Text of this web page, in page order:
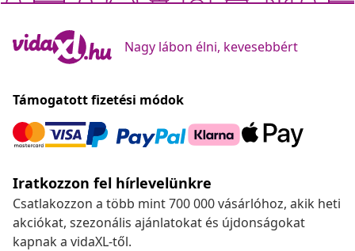
Nagy lábon élni, kevesebbért
Támogatott fizetési módok
Iratkozzon fel hírlevelünkre
Csatlakozzon a több mint 700 000 vásárlóhoz, akik heti
akciókat, szezonális ajánlatokat és újdonságokat
kapnak a vidaXL-től.